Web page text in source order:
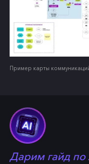
Пример карты
Дарим гайд по